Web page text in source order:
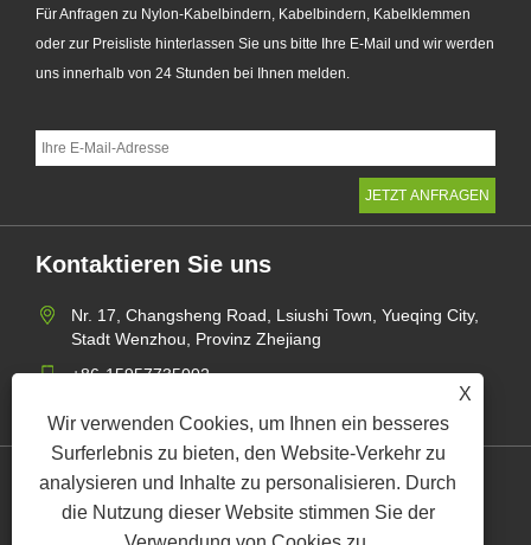
X
Wir verwenden Cookies, um Ihnen ein besseres
Surferlebnis zu bieten, den Website-Verkehr zu
analysieren und Inhalte zu personalisieren. Durch
die Nutzung dieser Website stimmen Sie der
Für Anfragen zu Nylon-Kabelbindern, Kabelbindern, Kabelklemmen
oder zur Preisliste hinterlassen Sie uns bitte Ihre E-Mail und wir werden
uns innerhalb von 24 Stunden bei Ihnen melden.
Kontaktieren Sie uns
Nr. 17, Changsheng Road, Lsiushi Town, Yueqing City,
Stadt Wenzhou, Provinz Zhejiang
+86-15957735002